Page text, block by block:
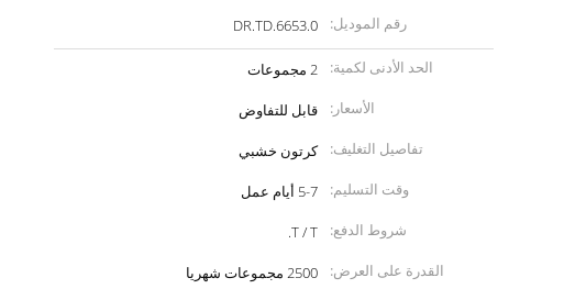
رقم الموديل:
DR.TD.6653.0
الحد الأدنى لكمية:
2 مجموعات
الأسعار:
قابل للتفاوض
تفاصيل التغليف:
كرتون خشبي
وقت التسليم:
5-7 أيام عمل
شروط الدفع:
T / T.
القدرة على العرض:
2500 مجموعات شهريا